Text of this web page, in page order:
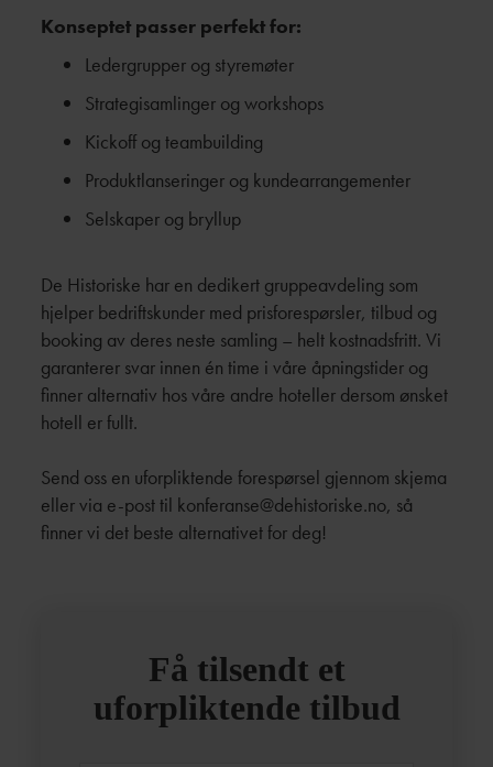
Konseptet passer perfekt for:
Ledergrupper og styremøter
Strategisamlinger og workshops
Kickoff og teambuilding
Produktlanseringer og kundearrangementer
Selskaper og bryllup
De Historiske har en dedikert gruppeavdeling som
hjelper bedriftskunder med prisforespørsler, tilbud og
booking av deres neste samling – helt kostnadsfritt. Vi
garanterer svar innen én time i våre åpningstider og
finner alternativ hos våre andre hoteller dersom ønsket
hotell er fullt.
Send oss en uforpliktende forespørsel gjennom skjema
eller via e-post til konferanse@dehistoriske.no, så
finner vi det beste alternativet for deg!
Få tilsendt et
uforpliktende tilbud